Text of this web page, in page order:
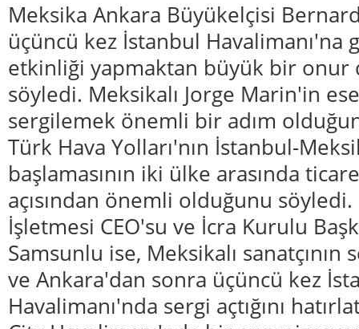
Meksika Ankara Büyükelçisi
üçüncü kez İstanbul Havalimanı'na
etkinliği yapmaktan büyük bir onur
söyledi. Meksikalı Jorge Marin'in
sergilemek önemli bir adım
Türk Hava Yolları'nın İstanbul-
başlamasının iki ülke arasında
açısından önemli olduğunu söyledi.
İşletmesi CEO'su ve İcra Kurulu
Samsunlu ise, Meksikalı
ve Ankara'dan sonra üçüncü kez
Havalimanı'nda sergi açtığını